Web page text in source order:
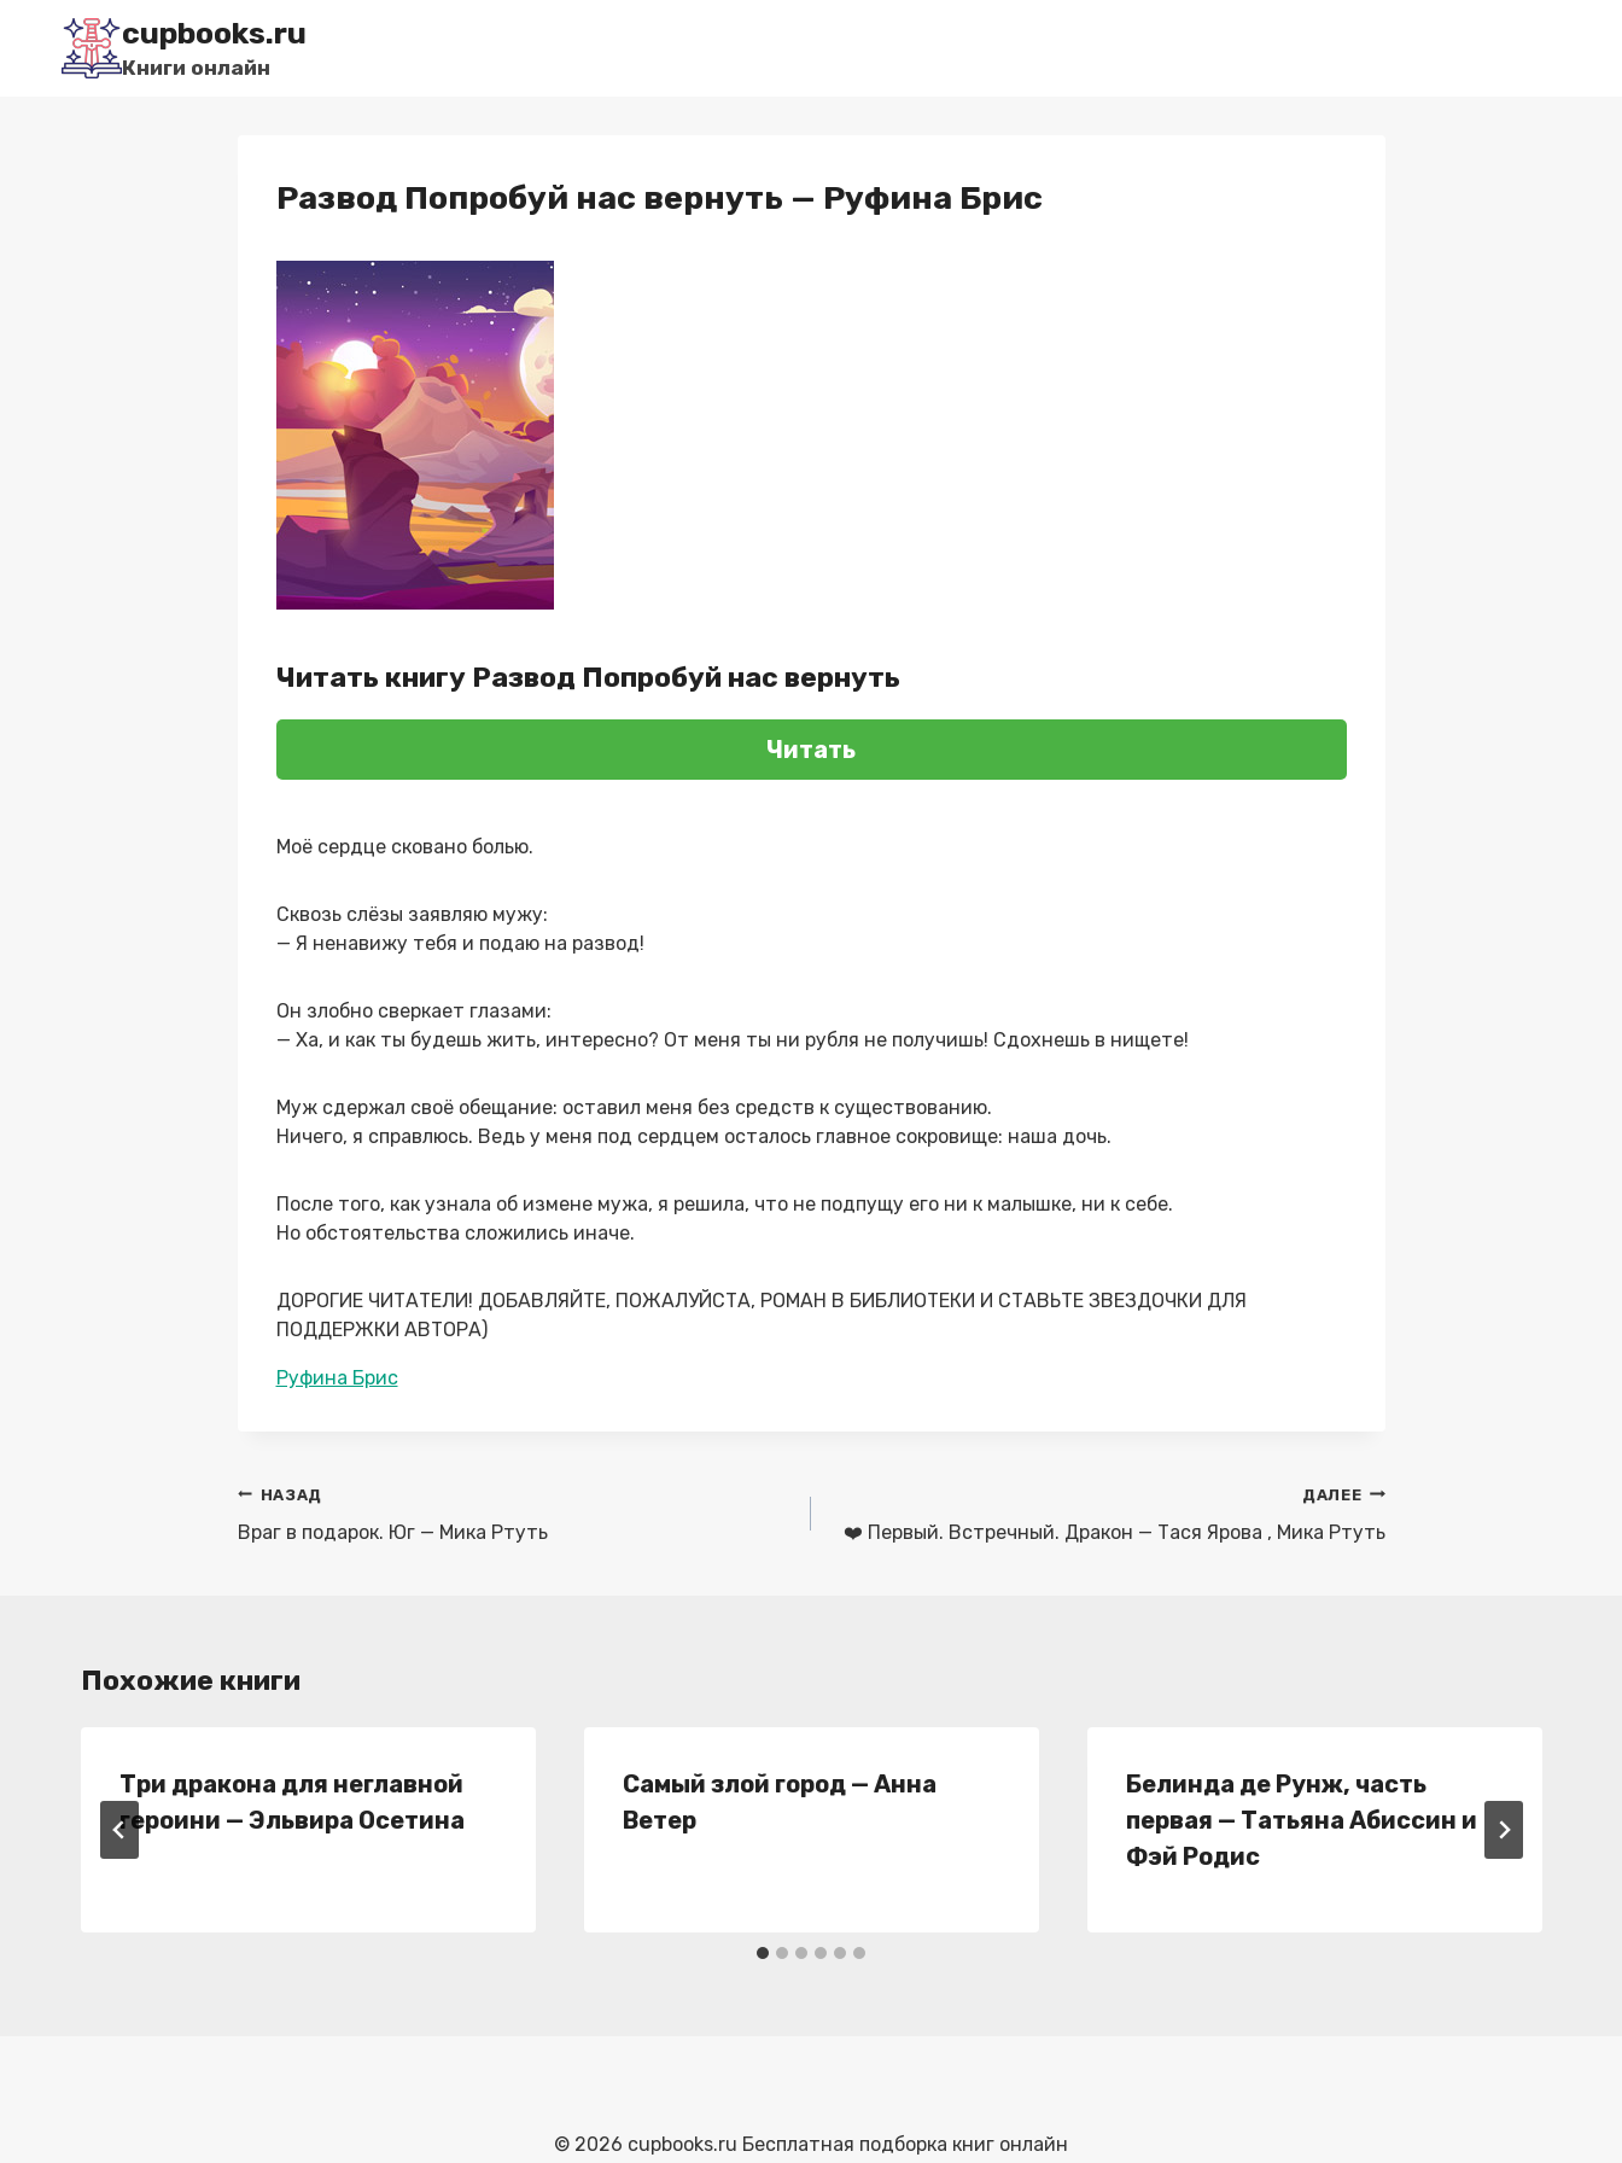
Перейти
содержимому
cupbooks.ru
Книги онлайн
Развод Попробуй нас вернуть — Руфина Брис
Читать книгу Развод Попробуй нас вернуть
Читать
Моё сердце сковано болью.
Сквозь слёзы заявляю мужу:
— Я ненавижу тебя и подаю на развод!
Он злобно сверкает глазами:
— Ха, и как ты будешь жить, интересно? От меня ты ни рубля не получишь! Сдохнешь в нищете!
Муж сдержал своё обещание: оставил меня без средств к существованию.
Ничего, я справлюсь. Ведь у меня под сердцем осталось главное сокровище: наша дочь.
После того, как узнала об измене мужа, я решила, что не подпущу его ни к малышке, ни к себе.
Но обстоятельства сложились иначе.
ДОРОГИЕ ЧИТАТЕЛИ! ДОБАВЛЯЙТЕ, ПОЖАЛУЙСТА, РОМАН В БИБЛИОТЕКИ И СТАВЬТЕ ЗВЕЗДОЧКИ ДЛЯ
ПОДДЕРЖКИ АВТОРА)
Метки
Руфина Брис
Навигация
по
НАЗАД
Враг в подарок. Юг — Мика Ртуть
ДАЛЕЕ
❤️ Первый. Встречный. Дракон — Тася Ярова , Мика Ртуть
Похожие книги
Три дракона для неглавной
героини — Эльвира Осетина
Самый злой город — Анна
Ветер
Белинда де Рунж, часть
первая — Татьяна Абиссин и
Фэй Родис
© 2026 cupbooks.ru Бесплатная подборка книг онлайн